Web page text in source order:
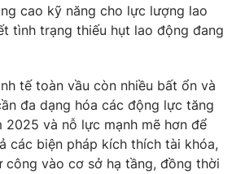
cao kỹ năng cho lực lượng lao
tình trạng thiếu hụt lao động đang
tế toàn vầu còn nhiều bất ổn và
đa dạng hóa các động lực tăng
và nỗ lực mạnh mẽ hơn để
các biện pháp kích thích tài khóa,
công vào cơ sở hạ tầng, đồng thời